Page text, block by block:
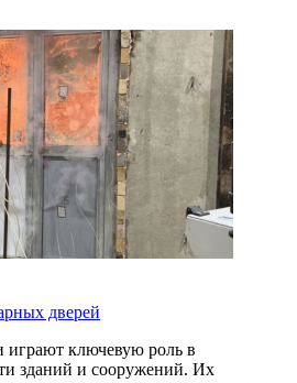
дверей
ключевую роль в
зданий и сооружений. Их